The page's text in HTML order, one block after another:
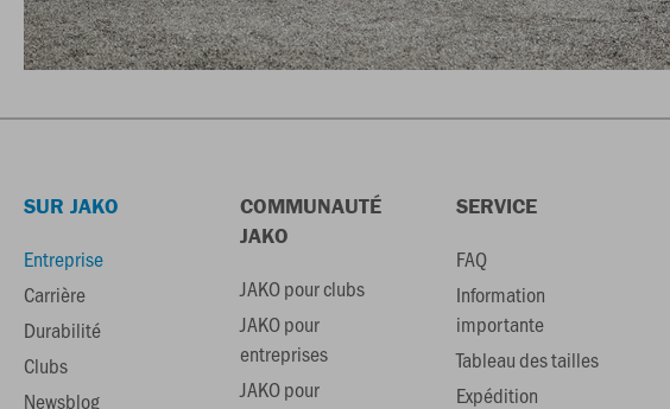
SUR JAKO
Entreprise
Carrière
Durabilité
Clubs
Newsblog
COMMUNAUTÉ
JAKO
JAKO pour clubs
JAKO pour
entreprises
JAKO pour
SERVICE
FAQ
Information
importante
Tableau des tailles
Expédition